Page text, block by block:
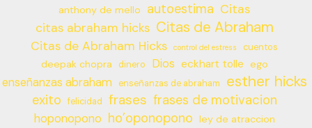
anthony de mello
autoestima Citas
citas abraham hicks Citas de Abraham
Citas de Abraham Hicks control del estress cuentos
deepak chopra dinero Dios eckhart tolle ego
enseñanzas abraham enseñanzas de abraham esther hicks
exito felicidad frases frases de motivacion
hoponopono ho’oponopono ley de atraccion